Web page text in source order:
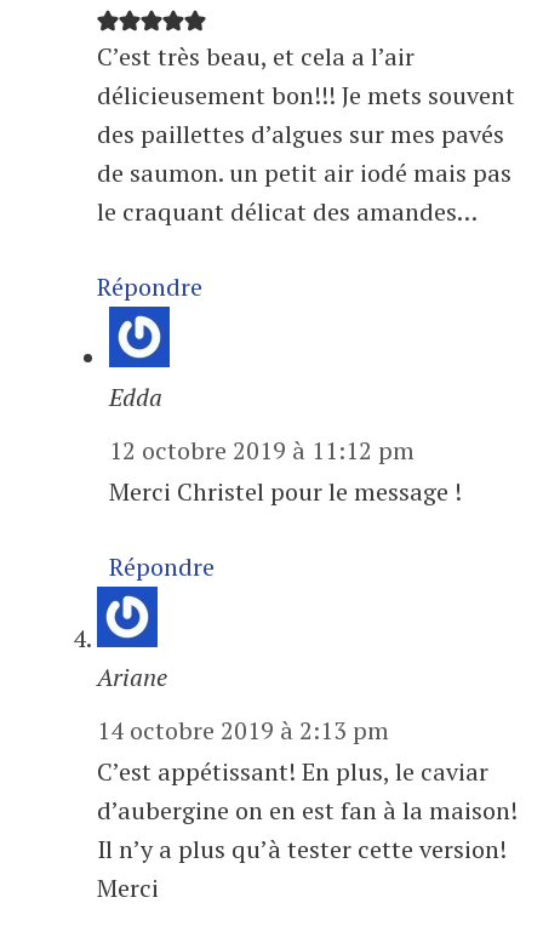
C’est très beau, et cela a l’air
délicieusement bon!!! Je mets souvent
des paillettes d’algues sur mes pavés
de saumon. un petit air iodé mais pas
le craquant délicat des amandes…
Répondre
Edda
12 octobre 2019 à 11:12 pm
Merci Christel pour le message !
Répondre
Ariane
14 octobre 2019 à 2:13 pm
C’est appétissant! En plus, le caviar
d’aubergine on en est fan à la maison!
Il n’y a plus qu’à tester cette version!
Merci